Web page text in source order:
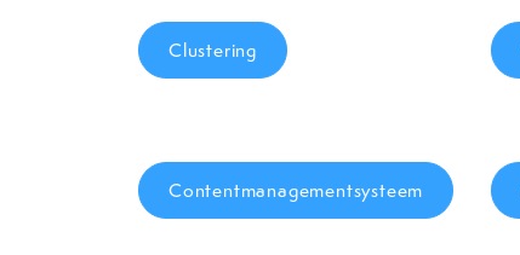
Clustering
Contentmanagementsysteem